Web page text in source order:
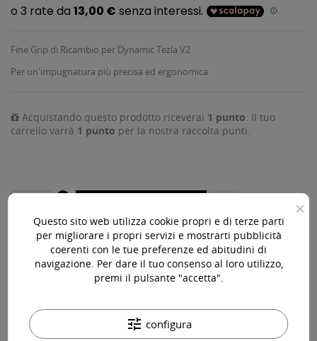
Fine Grip di Ricambio per Dynamic Tezla V2
Per un'impugnatura più precisa ed ergonomica
Acquistando questo prodotto riceverai 1 punto . Il tuo
carrello varrà 1 punto per la nostra raccolta punti.
Disponibile
Acquista 119,00 € (iva incl.) di prodotti per ottenere la
spedizione gratuita!
×
Questo sito web utilizza cookie propri e di terze parti
per migliorare i propri servizi e mostrarti pubblicità
coerenti con le tue preferenze ed abitudini di
navigazione. Per dare il tuo consenso al loro utilizzo,
premi il pulsante "accetta".
tune configura